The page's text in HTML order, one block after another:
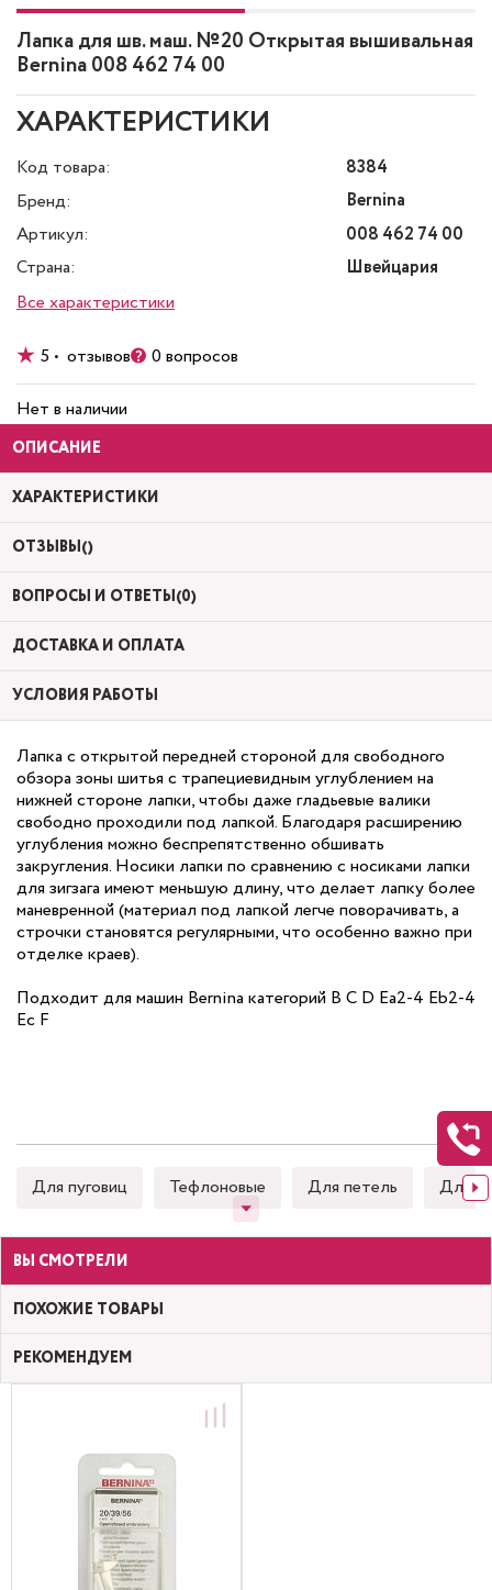
Лапка для шв. маш. №20 Открытая вышивальная
Bernina 008 462 74 00
ХАРАКТЕРИСТИКИ
Код товара:
8384
Бренд:
Bernina
Артикул:
008 462 74 00
Страна:
Швейцария
Все характеристики
5 • отзывов 0 вопросов
Нет в наличии
ОПИСАНИЕ
ХАРАКТЕРИСТИКИ
ОТЗЫВЫ()
ВОПРОСЫ И ОТВЕТЫ(0)
ДОСТАВКА И ОПЛАТА
УСЛОВИЯ РАБОТЫ
Лапка с открытой передней стороной для свободного
обзора зоны шитья с трапециевидным углублением на
нижней стороне лапки, чтобы даже гладьевые валики
свободно проходили под лапкой. Благодаря расширению
углубления можно беспрепятственно обшивать
закругления. Носики лапки по сравнению с носиками лапки
для зигзага имеют меньшую длину, что делает лапку более
маневренной (материал под лапкой легче поворачивать, а
строчки становятся регулярными, что особенно важно при
отделке краев).
Подходит для машин Bernina категорий B C D Ea2-4 Eb2-4
Ec F
Для пуговиц Тефлоновые Для петель Для
ВЫ СМОТРЕЛИ
ПОХОЖИЕ ТОВАРЫ
РЕКОМЕНДУЕМ